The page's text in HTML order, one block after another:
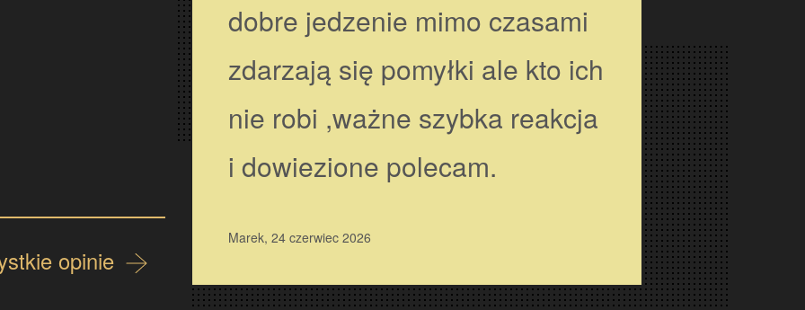
Jak zwykle punktualnie a
,pizza całzone od zawsze tak
samo wyśmienita
opinie